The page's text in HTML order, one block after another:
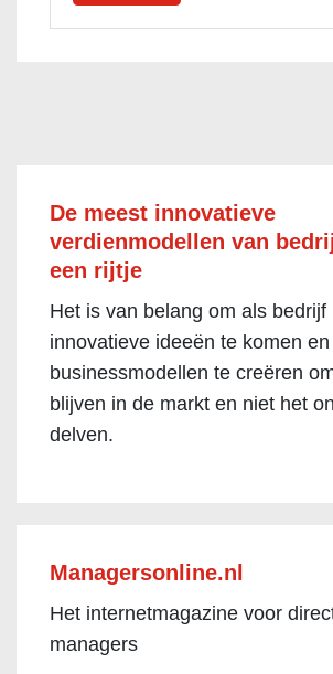
De meest innovatieve
verdienmodellen van
een rijtje
Het is van belang om als bedrijf
innovatieve ideeën te komen
businessmodellen te creëren
blijven in de markt en niet het
delven.
Managersonline.nl
Het internetmagazine voor
managers